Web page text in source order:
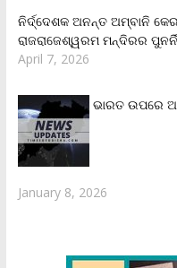
ନିର୍ଦ୍ଦେଶକ ଅନନ୍ତ ଅମ୍ବାନି
ରାଜରାଜେଶ୍ୱରମ ମନ୍ଦିରର
April 7, 2026
ଭାରତ ଉପରେ
January 8, 2026